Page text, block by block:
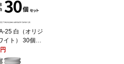
25 白（オリジ
イト） 30個セ
スチック鉢 プ
ク植木鉢 プラン
円